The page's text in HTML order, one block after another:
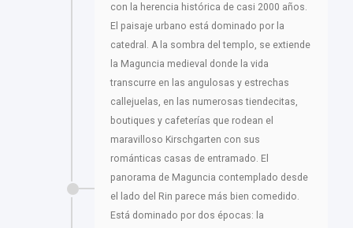
con la herencia histórica de casi 2000 años.
El paisaje urbano está dominado por la
catedral. A la sombra del templo, se extiende
la Maguncia medieval donde la vida
transcurre en las angulosas y estrechas
callejuelas, en las numerosas tiendecitas,
boutiques y cafeterías que rodean el
maravilloso Kirschgarten con sus
románticas casas de entramado. El
panorama de Maguncia contemplado desde
el lado del Rin parece más bien comedido.
Está dominado por dos épocas: la